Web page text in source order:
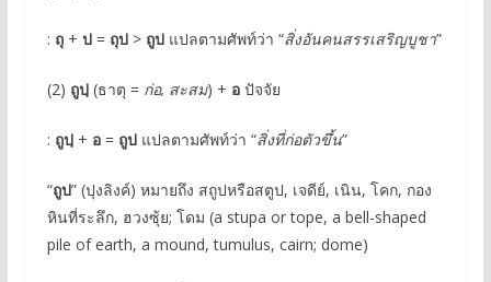
: ถุ+ ป= ถุป> ถูปแปลตามศัพท์ว่า “สิ่งอันคนสรรเสริญบูชา”
(2) ถูปฺ(ธาตุ = ก่อ, สะสม) + อปัจจัย
: ถูปฺ+ อ= ถูปแปลตามศัพท์ว่า “สิ่งที่ก่อตัวขึ้น”
“ถูป” (ปุงลิงค์) หมายถึง สถูปหรือสตูป, เจดีย์, เนิน, โคก, กอง
หินที่ระลึก, ฮวงซุ้ย; โดม (a stupa or tope, a bell-shaped
pile of earth, a mound, tumulus, cairn; dome)